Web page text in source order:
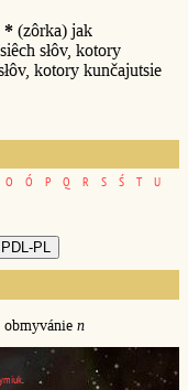
* (zôrka) jak
słôv, kotory
kotory kunčajutsie
O Ó P Q R S Ś T
U
obmyvánie n